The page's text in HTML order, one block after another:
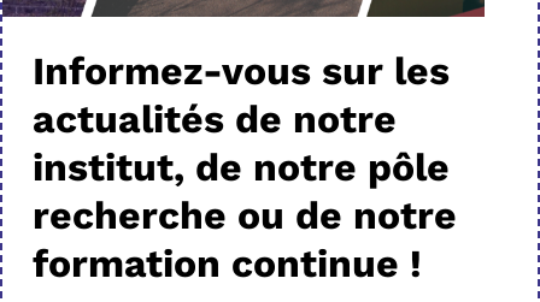
Informez-vous sur les
actualités de notre
institut, de notre pôle
recherche ou de notre
formation continue !